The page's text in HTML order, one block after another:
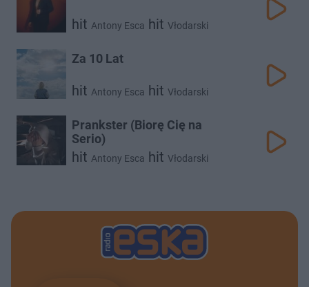
hit Antony Esca hit Vłodarski
Za 10 Lat
hit Antony Esca hit Vłodarski
Prankster (Biorę Cię na
Serio)
hit Antony Esca hit Vłodarski